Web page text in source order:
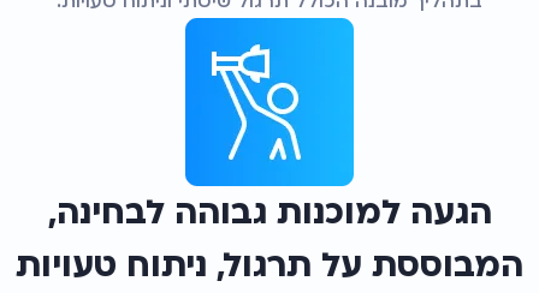
הגעה למוכנות גבוהה לבחינה,
המבוססת על תרגול, ניתוח טעויות